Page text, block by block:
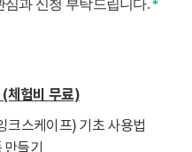
심과 신청 부탁드립니다.*
체험비 무료)
크스케이프) 기초 사용법
들기